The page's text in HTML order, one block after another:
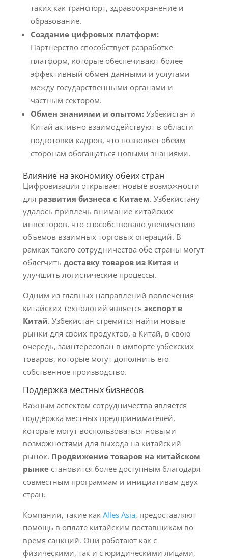
таких как транспорт, здравоохранение и
образование.
Создание цифровых платформ:
Партнерство способствует разработке
платформ, которые обеспечивают более
эффективный обмен данными и услугами
между государственными органами и
частным сектором.
Обмен знаниями и опытом:Узбекистан и
Китай активно взаимодействуют в области
подготовки кадров, что позволяет обеим
сторонам обогащаться новыми знаниями.
Влияние на экономику обеих стран
Цифровизация открывает новые возможности
для развития бизнеса с Китаем. Узбекистану
удалось привлечь внимание китайских
инвесторов, что способствовало увеличению
объемов взаимных торговых операций. В
рамках такого сотрудничества обе страны могут
облегчить доставку товаров из Китая и
улучшить логистические процессы.
Одним из главных направлений вовлечения
китайских технологий является экспорт в
Китай. Узбекистан стремится найти новые
рынки для своих продуктов, а Китай, в свою
очередь, заинтересован в импорте узбекских
товаров, которые могут дополнить его
собственное производство.
Поддержка местных бизнесов
Важным аспектом сотрудничества является
поддержка местных предпринимателей,
которые могут воспользоваться новыми
возможностями для выхода на китайский
рынок. Продвижение товаров на китайском
рынкестановится более доступным благодаря
совместным программам и инициативам двух
стран.
Компании, такие как Alles Asia, предоставляют
помощь в оплате китайским поставщикам во
время санкций. Они работают как с
физическими, так и с юридическими лицами,